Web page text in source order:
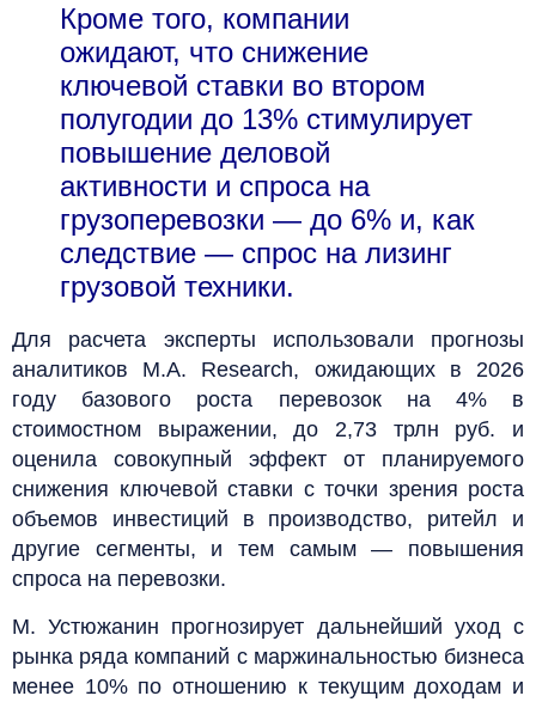
Кроме того, компании
ожидают, что снижение
ключевой ставки во втором
полугодии до 13% стимулирует
повышение деловой
активности и спроса на
грузоперевозки — до 6% и, как
следствие — спрос на лизинг
грузовой техники.
Для расчета эксперты использовали прогнозы
аналитиков M.A. Research, ожидающих в 2026
году базового роста перевозок на 4% в
стоимостном выражении, до 2,73 трлн руб. и
оценила совокупный эффект от планируемого
снижения ключевой ставки с точки зрения роста
объемов инвестиций в производство, ритейл и
другие сегменты, и тем самым — повышения
спроса на перевозки.
М. Устюжанин прогнозирует дальнейший уход с
рынка ряда компаний с маржинальностью бизнеса
менее 10% по отношению к текущим доходам и